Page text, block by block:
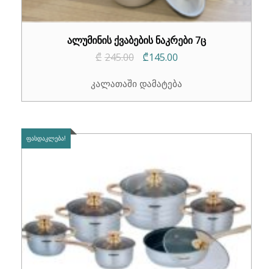
ალუმინის ქვაბების ნაკრები 7ც
₾ 245.00
Original
was:
₾145.00Current
is:
კალათაში დამატება
ᲤᲐᲡᲓᲐᲙᲚᲔᲑᲐ!